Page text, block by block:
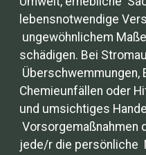
lebensnotwendige
ungewöhnlichem
schädigen. Bei
Überschwemmungen,
Chemieunfällen oder
und umsichtiges
Vorsorgemaßnahmen
jede/r die persönliche